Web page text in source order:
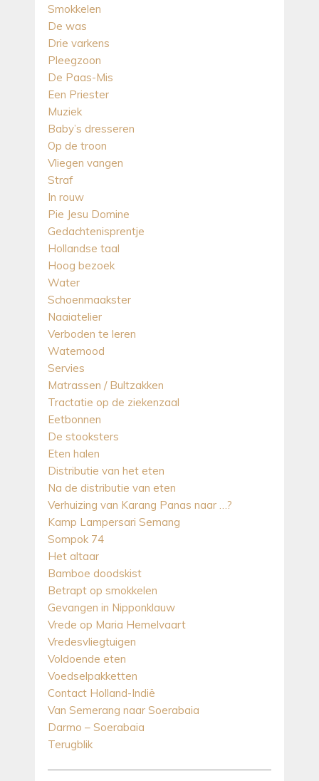
Smokkelen
De was
Drie varkens
Pleegzoon
De Paas-Mis
Een Priester
Muziek
Baby’s dresseren
Op de troon
Vliegen vangen
Straf
In rouw
Pie Jesu Domine
Gedachtenisprentje
Hollandse taal
Hoog bezoek
Water
Schoenmaakster
Naaiatelier
Verboden te leren
Waternood
Servies
Matrassen / Bultzakken
Tractatie op de ziekenzaal
Eetbonnen
De stooksters
Eten halen
Distributie van het eten
Na de distributie van eten
Verhuizing van Karang Panas naar …?
Kamp Lampersari Semang
Sompok 74
Het altaar
Bamboe doodskist
Betrapt op smokkelen
Gevangen in Nipponklauw
Vrede op Maria Hemelvaart
Vredesvliegtuigen
Voldoende eten
Voedselpakketten
Contact Holland-Indië
Van Semerang naar Soerabaia
Darmo – Soerabaia
Terugblik